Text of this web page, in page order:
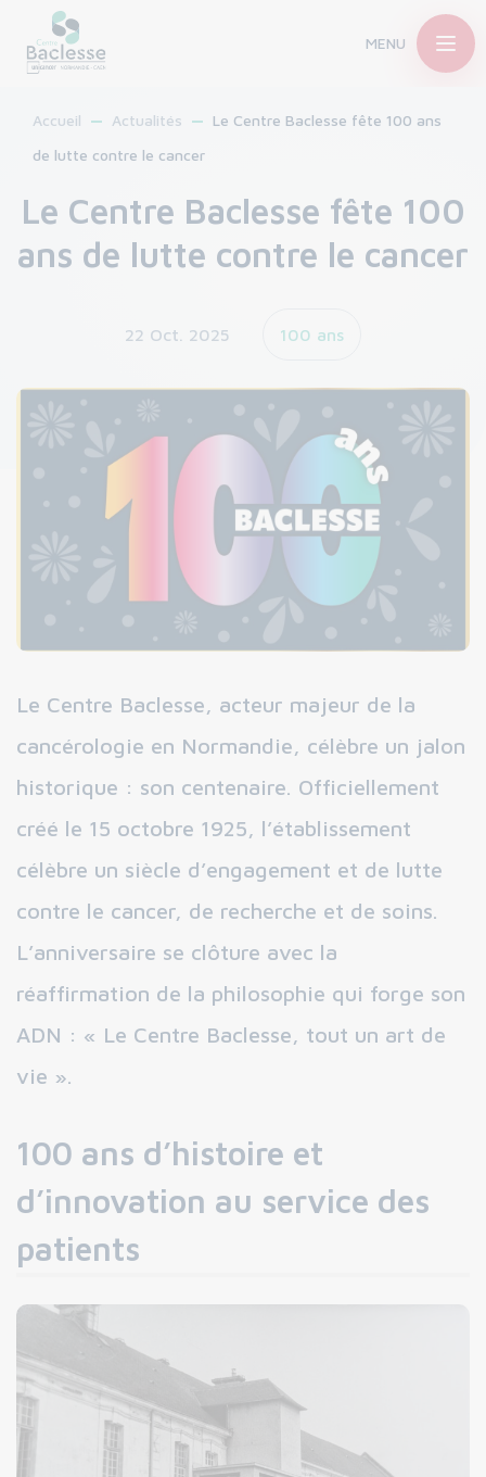
MENU
Accueil Actualités
Le Centre Baclesse fête 100 ans
de lutte contre le cancer
Le Centre Baclesse fête 100
ans de lutte contre le cancer
22 Oct. 2025 100 ans
Le Centre Baclesse, acteur majeur de la
cancérologie en Normandie, célèbre un jalon
historique : son centenaire. Officiellement
créé le 15 octobre 1925, l’établissement
célèbre un siècle d’engagement et de lutte
contre le cancer, de recherche et de soins.
L’anniversaire se clôture avec la
réaffirmation de la philosophie qui forge son
ADN : « Le Centre Baclesse, tout un art de
vie ».
100 ans d’histoire et
d’innovation au service des
patients